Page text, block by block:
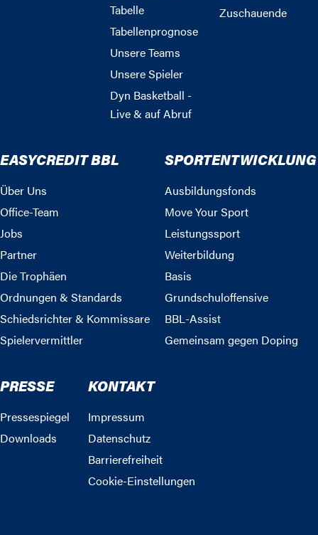
Tabelle
Tabellenprognose
Unsere Teams
Unsere Spieler
Dyn Basketball -
Live & auf Abruf
Zuschauende
EASYCREDIT BBL
Über Uns
Office-Team
Jobs
Partner
Die Trophäen
Ordnungen & Standards
Schiedsrichter & Kommissare
Spielervermittler
SPORTENTWICKLUNG
Ausbildungsfonds
Move Your Sport
Leistungssport
Weiterbildung
Basis
Grundschuloffensive
BBL-Assist
Gemeinsam gegen Doping
PRESSE
Pressespiegel
Downloads
KONTAKT
Impressum
Datenschutz
Barrierefreiheit
Cookie-Einstellungen